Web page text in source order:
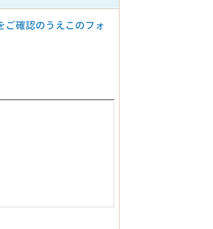
ご確認のうえこのフォ